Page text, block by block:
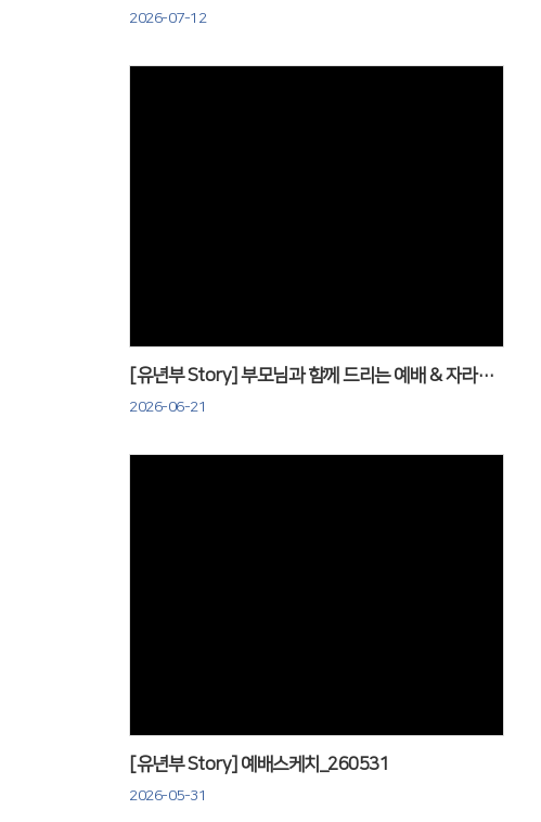
2026-07-12
[유년부 Story] 부모님과 함께 드리는 예배 & 자라는 잔치_260621
2026-06-21
[유년부 Story] 예배스케치_260531
2026-05-31